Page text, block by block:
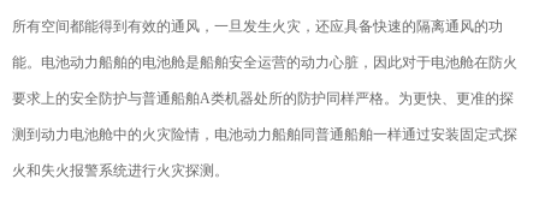
所有空间都能得到有效的通风，一旦发生火灾，还应具备快速的隔离通风的功
能。电池动力船舶的电池舱是船舶安全运营的动力心脏，因此对于电池舱在防火
要求上的安全防护与普通船舶A类机器处所的防护同样严格。为更快、更准的探
测到动力电池舱中的火灾险情，电池动力船舶同普通船舶一样通过安装固定式探
火和失火报警系统进行火灾探测。